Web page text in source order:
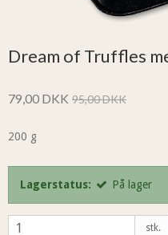
Dream of Truffles
79,00 DKK 95,00 DKK
200 g
Lagerstatus: På lager
stk.